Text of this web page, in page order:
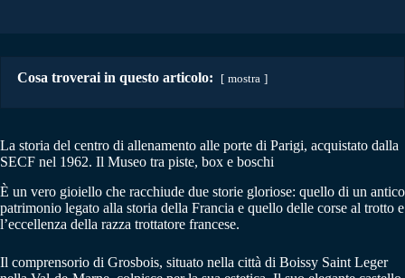
Cosa troverai in questo articolo: mostra
La storia del centro di allenamento alle porte di Parigi, acquistato dalla
SECF nel 1962. Il Museo tra piste, box e boschi
È un vero gioiello che racchiude due storie gloriose: quello di un antico
patrimonio legato alla storia della Francia e quello delle corse al trotto e
l’eccellenza della razza trottatore francese.
Il comprensorio di Grosbois, situato nella città di Boissy Saint Leger